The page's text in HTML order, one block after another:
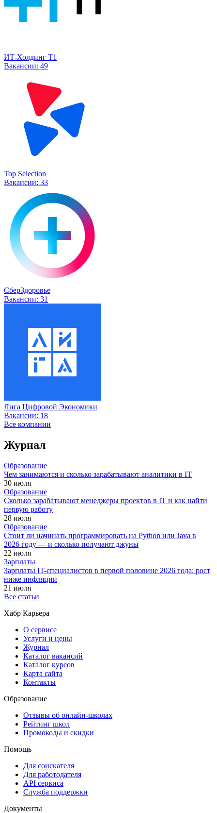
ИТ-Холдинг Т1
Вакансии: 49
Top Selection
Вакансии: 33
СберЗдоровье
Вакансии: 31
Лига Цифровой Экономики
Вакансии: 18
Все компании
Журнал
Образование
Чем занимаются и сколько зарабатывают аналитики в IT
30 июля
Образование
Сколько зарабатывают менеджеры проектов в IT и как найти
первую работу
28 июля
Образование
Стоит ли начинать программировать на Python или Java в
2026 году — и сколько получают джуны
22 июля
Зарплаты
Зарплаты IT-специалистов в первой половине 2026 года: рост
ниже инфляции
21 июля
Все статьи
Хабр Карьера
О сервисе
Услуги и цены
Журнал
Каталог вакансий
Каталог курсов
Карта сайта
Контакты
Образование
Отзывы об онлайн-школах
Рейтинг школ
Промокоды и скидки
Помощь
Для соискателя
Для работодателя
API сервиса
Служба поддержки
Документы